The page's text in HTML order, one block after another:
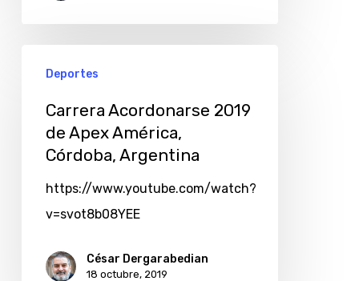
Deportes
Carrera Acordonarse 2019
de Apex América,
Córdoba, Argentina
https://www.youtube.com/watch?
v=svot8b08YEE
César Dergarabedian
18 octubre, 2019